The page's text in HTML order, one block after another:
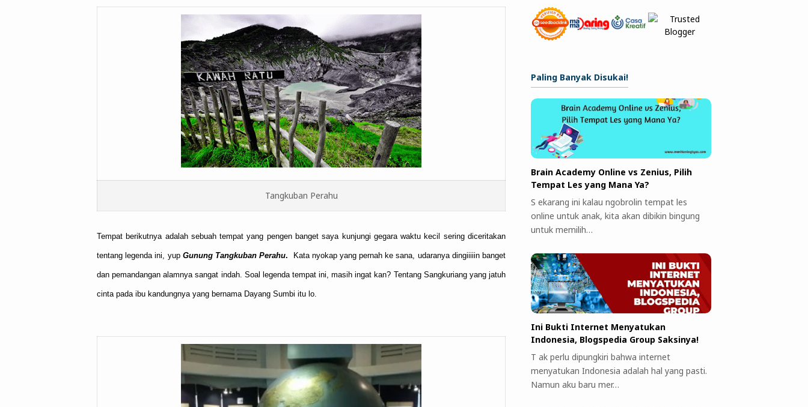
Tangkuban Perahu
Tempat berikutnya adalah sebuah tempat yang pengen banget saya kunjungi gegara waktu kecil sering diceritakan
tentang legenda ini, yup Gunung Tangkuban Perahu. Kata nyokap yang pernah ke sana, udaranya dingiiiiin banget
dan pemandangan alamnya sangat indah. Soal legenda tempat ini, masih ingat kan? Tentang Sangkuriang yang jatuh
cinta pada ibu kandungnya yang bernama Dayang Sumbi itu lo.
Paling Banyak Disukai!
Brain Academy Online vs Zenius, Pilih
Tempat Les yang Mana Ya?
S ekarang ini kalau ngobrolin tempat les
online untuk anak, kita akan dibikin bingung
untuk memilih…
Ini Bukti Internet Menyatukan
Indonesia, Blogspedia Group Saksinya!
T ak perlu dipungkiri bahwa internet
menyatukan Indonesia adalah hal yang pasti.
Namun aku baru mer…